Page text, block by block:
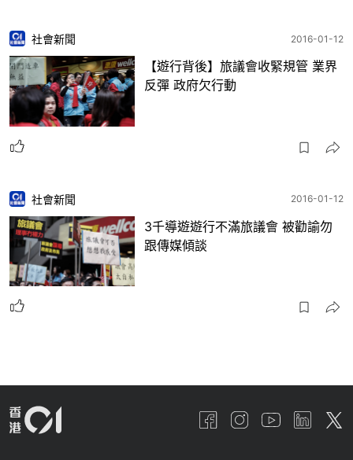
社會新聞 2016-01-12
【遊行背後】旅議會收緊規管 業界
反彈 政府欠行動
社會新聞 2016-01-12
3千導遊遊行不滿旅議會 被勸諭勿
跟傳媒傾談